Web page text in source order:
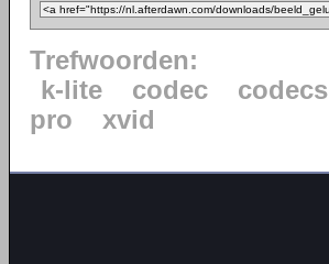
Trefwoorden:
k-lite
codec codecs
pro
xvid